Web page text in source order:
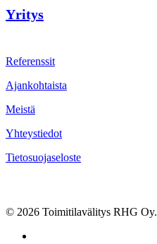
Yritys
Referenssit
Ajankohtaista
Meistä
Yhteystiedot
Tietosuojaseloste
© 2026 Toimitilavälitys RHG Oy.